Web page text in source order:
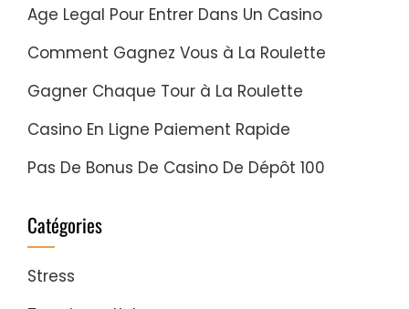
Age Legal Pour Entrer Dans Un Casino
Comment Gagnez Vous à La Roulette
Gagner Chaque Tour à La Roulette
Casino En Ligne Paiement Rapide
Pas De Bonus De Casino De Dépôt 100
Catégories
Stress